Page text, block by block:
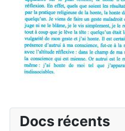
Docs récents